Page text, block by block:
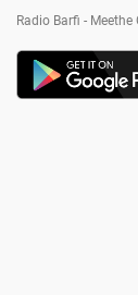
Radio Barfi - Meethe